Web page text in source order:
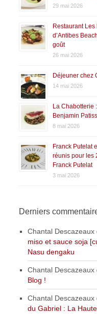
29 mai 2026
Restaurant
d’Antibes
goût
26 mai 2026
Déjeuner chez
14 mai 2026
La Chabotterie
Benjamin
8 mai 2026
Franck Putelat
réunis pour les
Franck Putelat
3 mai 2026
Derniers
Chantal Descazeaux
miso et sauce soja
Nasu dengaku
Chantal Descazeaux
Blog !
Chantal Descazeaux
du Gabriel : La